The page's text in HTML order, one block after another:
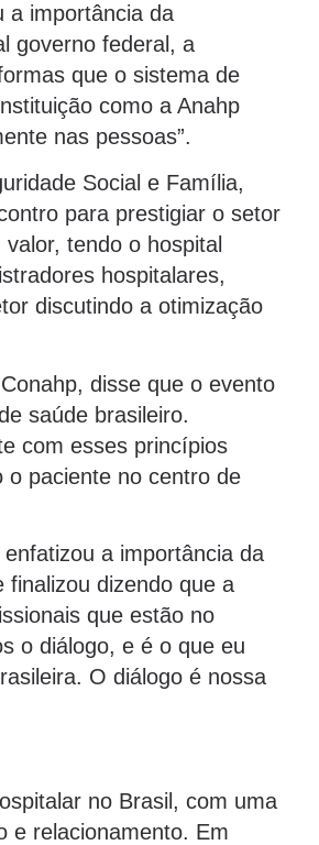
a importância da
governo federal, a
que o sistema de
como a Anahp
nas pessoas”.
Social e Família,
para prestigiar o setor
tendo o hospital
hospitalares,
discutindo a otimização
disse que o evento
saúde brasileiro.
com esses princípios
o paciente no centro de
a importância da
finalizou dizendo que a
que estão no
o diálogo, e é o que eu
O diálogo é nossa
no Brasil, com uma
e relacionamento. Em